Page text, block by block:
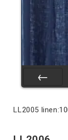
LL2005